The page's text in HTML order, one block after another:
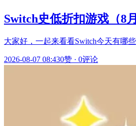
Switch史低折扣游戏（8
大家好，一起来看看Switch今天有哪
2026-08-07 08:430赞 · 0评论